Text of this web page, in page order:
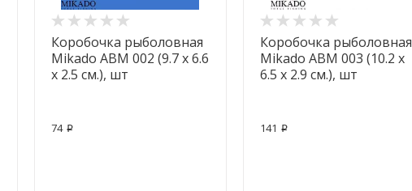
Коробочка рыболовная
Mikado ABM 002 (9.7 x 6.6
x 2.5 см.), шт
74 p
Коробочка рыболовная
Mikado ABM 003 (10.2 x
6.5 x 2.9 см.), шт
141 p